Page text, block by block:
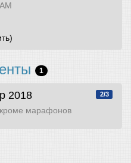
1
2/3
2018
марафонов